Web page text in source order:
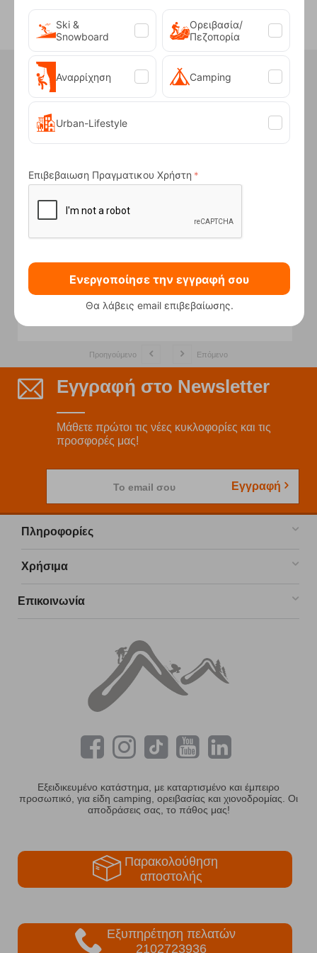
Ήξερες ότι στο κατάστημα μας
έχουμε...
Για αγορές άνω των 50€
Προηγούμενο Επόμενο
Εγγραφή στο Newsletter
Μάθετε πρώτοι τις νέες κυκλοφορίες και τις
προσφορές μας!
Το email σου Εγγραφή
Ski &
Snowboard
Ορειβασία/
Πεζοπορία
Αναρρίχηση Camping
Urban-Lifestyle
Επιβεβαιωση Πραγματικου Χρήστη
Ενεργοποίησε την εγγραφή σου
Θα λάβεις email επιβεβαίωσης.
Πληροφορίες
Χρήσιμα
Επικοινωνία
Εξειδικευμένο κατάστημα, με καταρτισμένο και έμπειρο
προσωπικό, για είδη camping, ορειβασίας και χιονοδρομίας. Οι
αποδράσεις σας, το πάθος μας!
Παρακολούθηση
αποστολής
Εξυπηρέτηση πελατών
2102723936